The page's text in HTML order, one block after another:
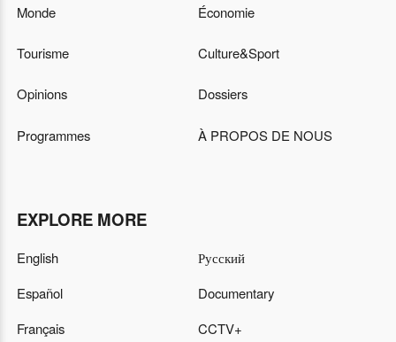
Monde Économie
Tourisme Culture&Sport
Opinions Dossiers
Programmes À PROPOS DE NOUS
EXPLORE MORE
English
Español
Français
Русский
Documentary
CCTV+